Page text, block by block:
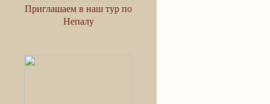
Приглашаем в наш тур по
Непалу